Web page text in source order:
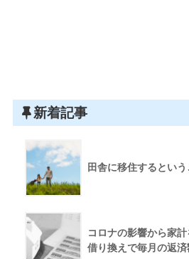
新着記事
田舎に移住するという
コロナの影響から家
借り換えで毎月の返